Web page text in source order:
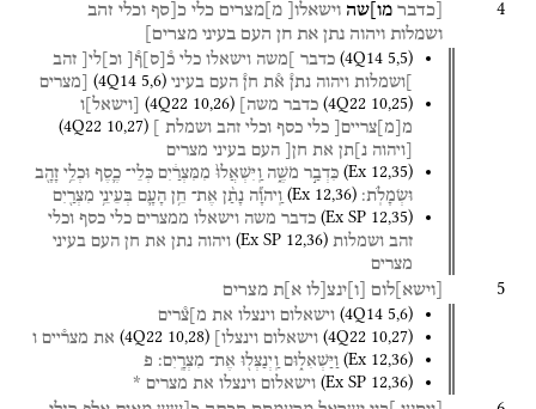
4 [כדבר מו]שה וישאלו[ מ]מצרים כלי כ[סף וכלי זהב
ושמלות ויהוה נתן את חן העם בעיני מצרים]
(4Q14 5,5) כדבר ]משה וישאלו כלי כ֯ ס ף֯[ וכ]לי[
זהב
]ושמלות ויהוה נתן֯ א֯ת חן֯ העם בעיני (4Q14 5,6) [מצרים
(4Q22 10,25) כדבר משה] (4Q22 10,26) וישאל ו
מ מ צריים[ כלי כסף וכלי זהב ושמלת (4Q22 10,27)
[ויהוה נ]תן את חן[ העם בעיני מצרים
(Ex 12,35) כִּדְבַ֣ר מֹשֶׁ֑ה וַֽיִּשְׁאֲלוּ֙ מִמִּצְרַ֔יִם כְּלֵי־ כֶ֛סֶף וּכְלֵ֥י זָהָ֖ב
וּשְׂמָלֹֽת׃
(Ex 12,36) וַֽיהוָ֞ה נָתַ֨ן אֶת־ חֵ֥ן הָעָ֛ם בְּעֵינֵ֥י מִצְרַ֖יִם
(Ex SP 12,35) כדבר משה וישאלו ממצרים כלי כסף וכלי
זהב ושמלות (Ex SP 12,36) ויהוה נתן את חן העם בעיני
מצרים
5 וישא לום ו ינצ[לו א]ת מצרים
(4Q14 5,6) וישאלום וינצלו את מ]צ֯רים
(4Q22 10,27) וישאלום וינצלו] (4Q22 10,28) את מצר֯יים ו
(Ex 12,36) וַיַּשְׁאִל֑וּם וַֽיְנַצְּל֖וּ אֶת־ מִצְרָֽיִם׃ פ
(Ex SP 12,36) וישאלום וינצלו את מצרים *